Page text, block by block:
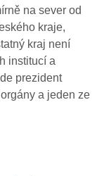
na sever od
kraje,
kraj není
institucí a
prezident
a jeden ze